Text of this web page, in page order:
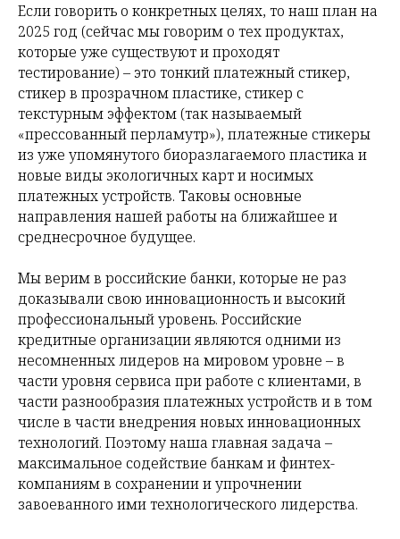
Если говорить о конкретных целях, то наш план на
2025 год (сейчас мы говорим о тех продуктах,
которые уже существуют и проходят
тестирование) – это тонкий платежный стикер,
стикер в прозрачном пластике, стикер с
текстурным эффектом (так называемый
«прессованный перламутр»), платежные стикеры
из уже упомянутого биоразлагаемого пластика и
новые виды экологичных карт и носимых
платежных устройств. Таковы основные
направления нашей работы на ближайшее и
среднесрочное будущее.
Мы верим в российские банки, которые не раз
доказывали свою инновационность и высокий
профессиональный уровень. Российские
кредитные организации являются одними из
несомненных лидеров на мировом уровне – в
части уровня сервиса при работе с клиентами, в
части разнообразия платежных устройств и в том
числе в части внедрения новых инновационных
технологий. Поэтому наша главная задача –
максимальное содействие банкам и финтех-
компаниям в сохранении и упрочнении
завоеванного ими технологического лидерства.